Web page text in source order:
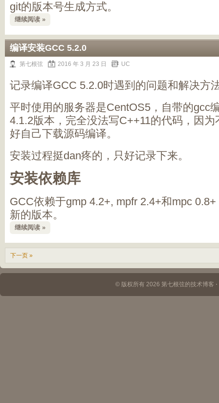
git的版本号生成方式。
继续阅读 »
编译安装GCC 5.2.0
第七根弦 2016 年 3 月 23 日 UC
记录编译GCC 5.2.0时遇到的问题和解决方
平时使用的服务器是CentOS5，自带的gcc
4.1.2版本，完全没法写C++11的代码，因
好自己下载源码编译。
安装过程挺dan疼的，只好记录下来。
安装依赖库
GCC依赖于gmp 4.2+, mpfr 2.4+和mpc
新的版本。
继续阅读 »
下一页 »
© 版权所有 2026 第七根弦的技术博客